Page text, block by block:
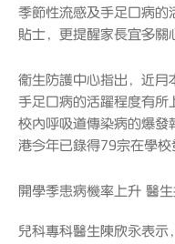
季節性流感及手足口病的
貼士，更提醒家長宜多關
衞生防護中心指出，近月
手足口病的活躍程度有所
校內呼吸道傳染病的爆
港今年已錄得79宗在學校
開學季患病機率上升 醫
兒科專科醫生陳欣永表